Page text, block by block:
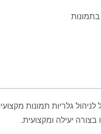
בתמונות
גלריות תמונות
יעילה ומקצועית.